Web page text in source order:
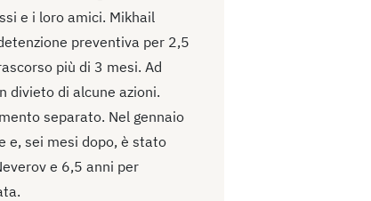
e i loro amici. Mikhail
preventiva per 2,5
più di 3 mesi. Ad
divieto di alcune azioni.
separato. Nel gennaio
e, sei mesi dopo, è stato
e 6,5 anni per